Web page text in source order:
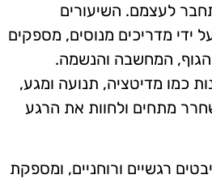
לעצמם. השיעורים
ידי מדריכים מנוסים, מספקים
המחשבה והנשמה.
כמו מדיטציה, תנועה ומגע,
מתחים ולחוות את הרגע
רגשיים ורוחניים, ומספקת